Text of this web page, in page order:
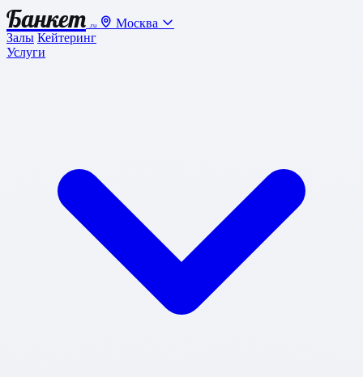
Банкет .ru
Москва
Залы Кейтеринг
Услуги